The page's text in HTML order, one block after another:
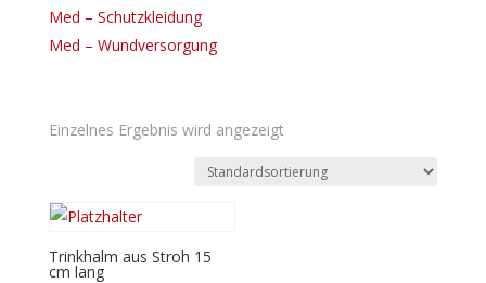
Med – Schutzkleidung
Med – Wundversorgung
Einzelnes Ergebnis wird angezeigt
Trinkhalm aus Stroh 15
cm lang